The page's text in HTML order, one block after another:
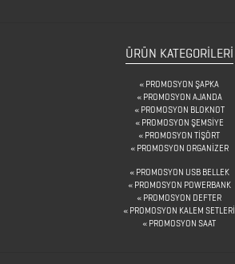
ÜRÜN KATEGORILERI
PROMOSYON ŞAPKA
PROMOSYON AJANDA
PROMOSYON BLOKNOT
PROMOSYON ŞEMSİYE
PROMOSYON TİŞÖRT
PROMOSYON ORGANİZER
PROMOSYON USB BELLEK
PROMOSYON POWERBANK
PROMOSYON DEFTER
PROMOSYON KALEM SETLERİ
PROMOSYON SAAT